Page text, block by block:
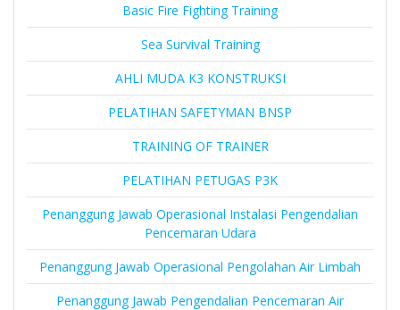
Basic Fire Fighting Training
Sea Survival Training
AHLI MUDA K3 KONSTRUKSI
PELATIHAN SAFETYMAN BNSP
TRAINING OF TRAINER
PELATIHAN PETUGAS P3K
Penanggung Jawab Operasional Instalasi Pengendalian
Pencemaran Udara
Penanggung Jawab Operasional Pengolahan Air Limbah
Penanggung Jawab Pengendalian Pencemaran Air